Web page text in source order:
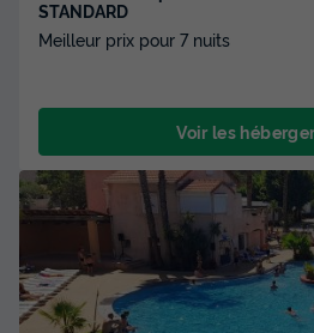
STANDARD
Meilleur prix pour 7 nuits
Voir les